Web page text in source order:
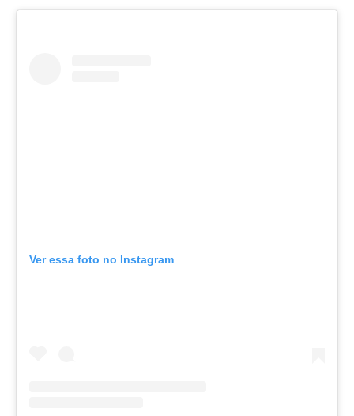
Cotidiano
Ver essa foto no Instagram